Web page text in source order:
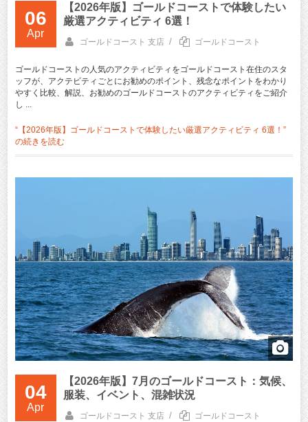
06
Apr
【2026年版】ゴールドコーストで体験したい
厳選アクティビティ 6選！
ゴールドコースト 支店 / ゴールドコースト
ゴールドコーストの人気のアクティビティをゴールドコースト在住のスタ
ッフが、アクテビティごとにお勧めのポイント、残念なポイントをわかり
やすく比較、解説、お勧めのゴールドコーストのアクティビティをご紹介
し ...
“【2026年版】ゴールドコーストで体験したい厳選アクティビティ 6選！”
の続きを読む
04
Apr
【2026年版】7月のゴールドコースト：気候、
服装、イベント、混雑状況
ゴールドコースト 支店 / ゴールドコースト